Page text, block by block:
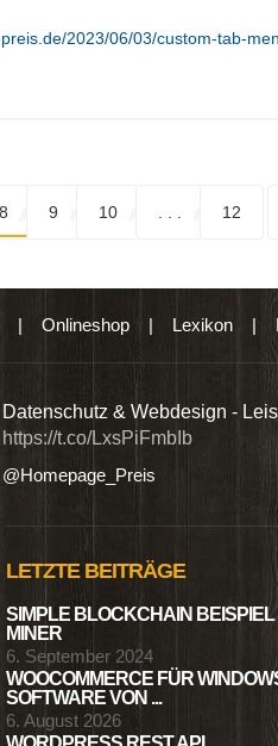
2023/06/03/custom-tab-
8 9 10 12
Onlineshop| Lexikon|
Datenschutz & Webdesign -
https://t.co/LxsPiFmbIb
@Homepage_Preis
LETZTE BEITRÄGE
SIMPLE BLOCKCHAIN BEISPIEL
MINER
6. September 2024
WOOCOMMERCE FÜR
SOFTWARE VON ...
6. August 2026